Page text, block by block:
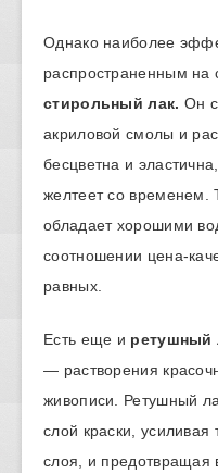
Однако наиболее
распространенным на
стирольный лак. Он
акриловой смолы и
бесцветна и
желтеет со временем.
обладает хорошими
соотношении цена-
равных.
Есть еще и ретушный
— растворения
живописи. Ретушный
слой краски,
слоя, и предотвращая